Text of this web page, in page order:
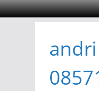
content
andri